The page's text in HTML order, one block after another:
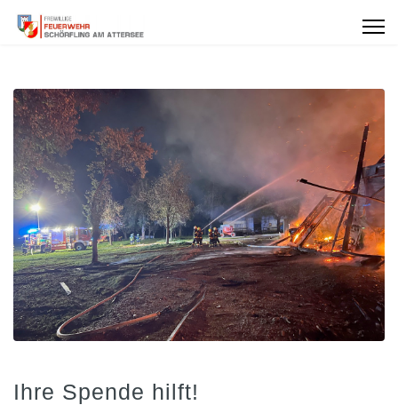
Ihre Spende hilft!